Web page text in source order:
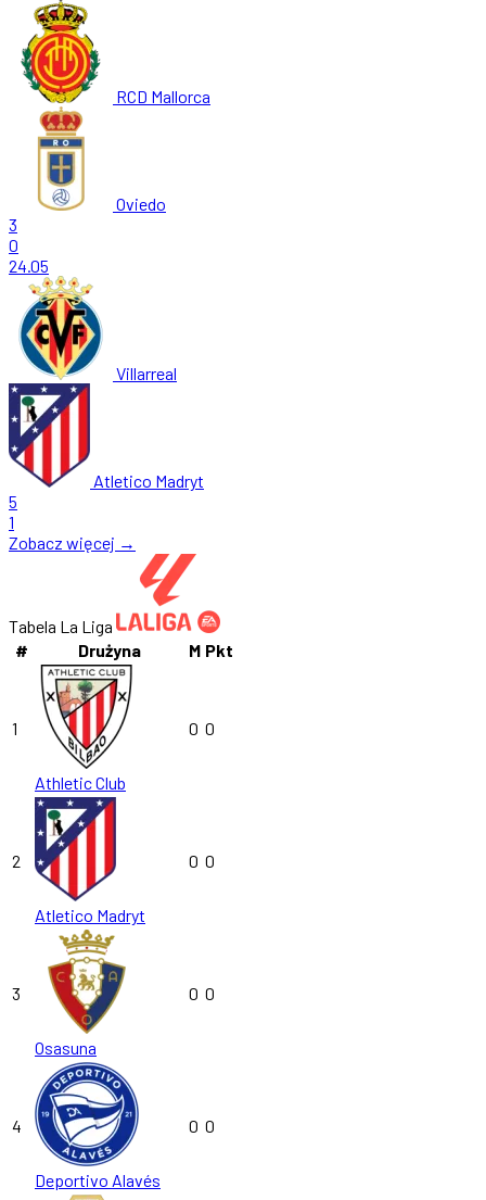
RCD Mallorca
Oviedo
3
0
24.05
Villarreal
Atletico Madryt
5
1
Zobacz więcej →
Tabela La Liga
#
Drużyna M Pkt
1
Athletic Club
0 0
2
Atletico Madryt
0 0
3
Osasuna
0 0
4
Deportivo Alavés
0 0